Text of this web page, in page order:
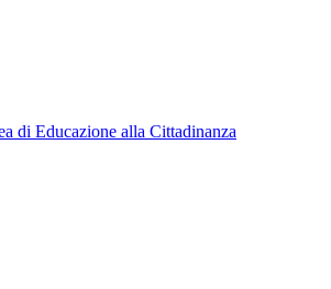
di Educazione alla Cittadinanza